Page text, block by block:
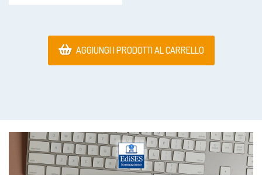
AGGIUNGI I PRODOTTI AL CARRELLO